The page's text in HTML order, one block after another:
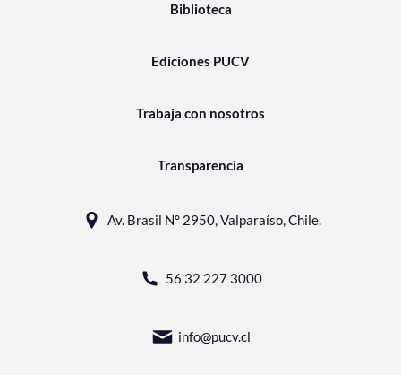
Biblioteca
Ediciones PUCV
Trabaja con nosotros
Transparencia
Av. Brasil N° 2950, Valparaíso, Chile.
56 32 227 3000
info@pucv.cl